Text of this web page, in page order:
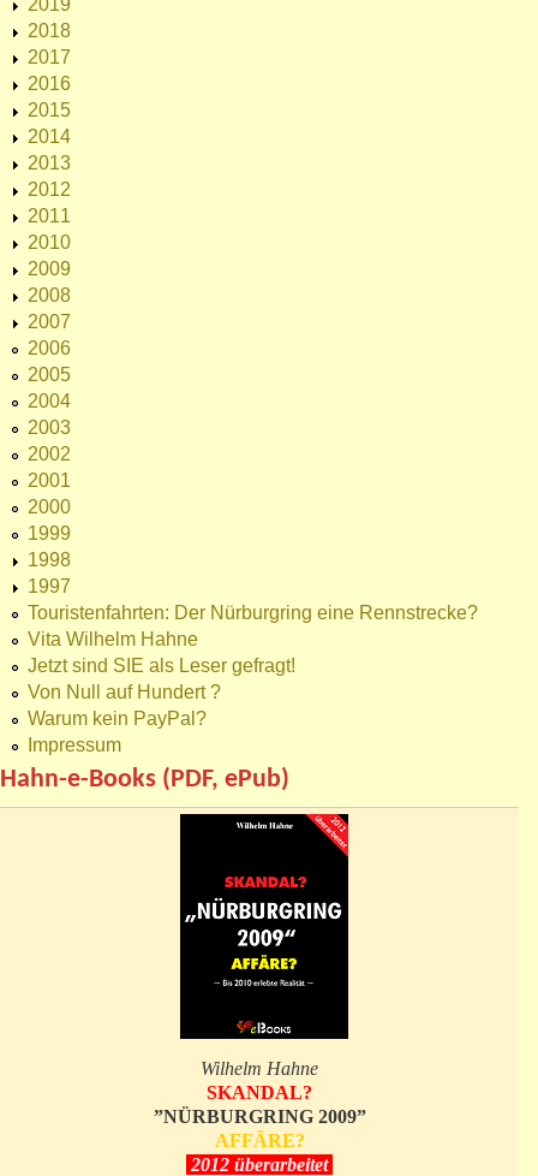
2018
2017
2016
2015
2014
2013
2012
2011
2010
2009
2008
2007
2006
2005
2004
2003
2002
2001
2000
1999
1998
1997
Touristenfahrten: Der Nürburgring eine Rennstrecke?
Vita Wilhelm Hahne
Jetzt sind SIE als Leser gefragt!
Von Null auf Hundert ?
Warum kein PayPal?
Impressum
Hahn-e-Books (PDF, ePub)
Wilhelm Hahne
SKANDAL?
”NÜRBURGRING 2009”
AFFÄRE?
2012 überarbeitet